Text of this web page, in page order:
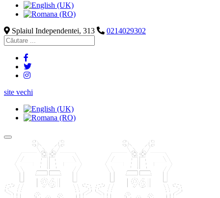
Splaiul Independentei, 313 0214029302
site vechi